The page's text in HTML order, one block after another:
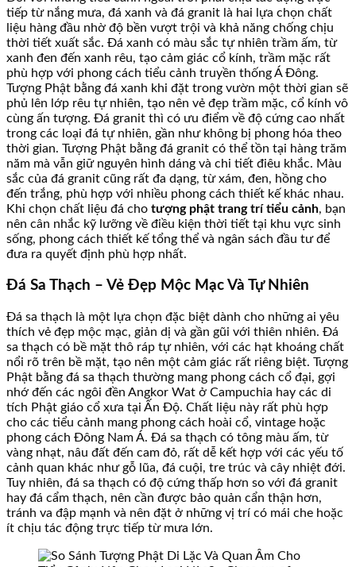
tiếp từ nắng mưa, đá xanh và đá granit là hai lựa chọn chất
liệu hàng đầu nhờ độ bền vượt trội và khả năng chống chịu
thời tiết xuất sắc. Đá xanh có màu sắc tự nhiên trầm ấm, từ
xanh đen đến xanh rêu, tạo cảm giác cổ kính, trầm mặc rất
phù hợp với phong cách tiểu cảnh truyền thống Á Đông.
Tượng Phật bằng đá xanh khi đặt trong vườn một thời gian sẽ
phủ lên lớp rêu tự nhiên, tạo nên vẻ đẹp trầm mặc, cổ kính vô
cùng ấn tượng. Đá granit thì có ưu điểm về độ cứng cao nhất
trong các loại đá tự nhiên, gần như không bị phong hóa theo
thời gian. Tượng Phật bằng đá granit có thể tồn tại hàng trăm
năm mà vẫn giữ nguyên hình dáng và chi tiết điêu khắc. Màu
sắc của đá granit cũng rất đa dạng, từ xám, đen, hồng cho
đến trắng, phù hợp với nhiều phong cách thiết kế khác nhau.
Khi chọn chất liệu đá cho tượng phật trang trí tiểu cảnh, bạn
nên cân nhắc kỹ lưỡng về điều kiện thời tiết tại khu vực sinh
sống, phong cách thiết kế tổng thể và ngân sách đầu tư để
đưa ra quyết định phù hợp nhất.
Đá Sa Thạch – Vẻ Đẹp Mộc Mạc Và Tự Nhiên
Đá sa thạch là một lựa chọn đặc biệt dành cho những ai yêu
thích vẻ đẹp mộc mạc, giản dị và gần gũi với thiên nhiên. Đá
sa thạch có bề mặt thô ráp tự nhiên, với các hạt khoáng chất
nổi rõ trên bề mặt, tạo nên một cảm giác rất riêng biệt. Tượng
Phật bằng đá sa thạch thường mang phong cách cổ đại, gợi
nhớ đến các ngôi đền Angkor Wat ở Campuchia hay các di
tích Phật giáo cổ xưa tại Ấn Độ. Chất liệu này rất phù hợp
cho các tiểu cảnh mang phong cách hoài cổ, vintage hoặc
phong cách Đông Nam Á. Đá sa thạch có tông màu ấm, từ
vàng nhạt, nâu đất đến cam đỏ, rất dễ kết hợp với các yếu tố
cảnh quan khác như gỗ lũa, đá cuội, tre trúc và cây nhiệt đới.
Tuy nhiên, đá sa thạch có độ cứng thấp hơn so với đá granit
hay đá cẩm thạch, nên cần được bảo quản cẩn thận hơn,
tránh va đập mạnh và nên đặt ở những vị trí có mái che hoặc
ít chịu tác động trực tiếp từ mưa lớn.